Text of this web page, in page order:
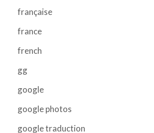
française
france
french
gg
google
google photos
google traduction